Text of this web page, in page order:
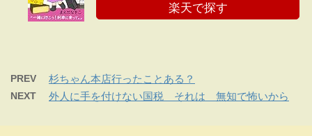
楽天で探す
PREV 杉ちゃん本店行ったことある？
NEXT 外人に手を付けない国税 それは 無知で怖いから